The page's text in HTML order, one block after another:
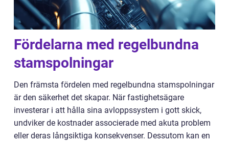
Fördelarna med regelbundna
stamspolningar
Den främsta fördelen med regelbundna stamspolningar
är den säkerhet det skapar. När fastighetsägare
investerar i att hålla sina avloppssystem i gott skick,
undviker de kostnader associerade med akuta problem
eller deras långsiktiga konsekvenser. Dessutom kan en